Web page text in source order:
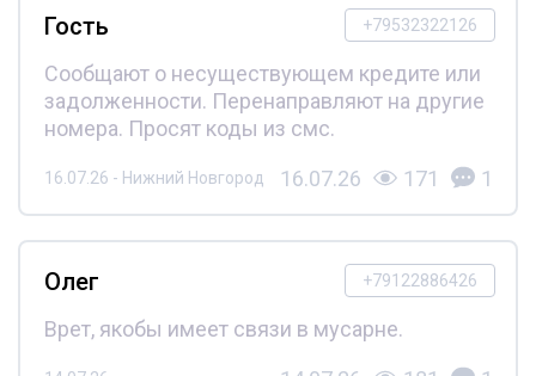
+79532322126
Гость
Сообщают о несуществующем кредите или
задолженности. Перенаправляют на другие
номера. Просят коды из смс.
16.07.26 - Нижний Новгород 16.07.26 171 1
+79122886426
Олег
Врет, якобы имеет связи в мусарне.